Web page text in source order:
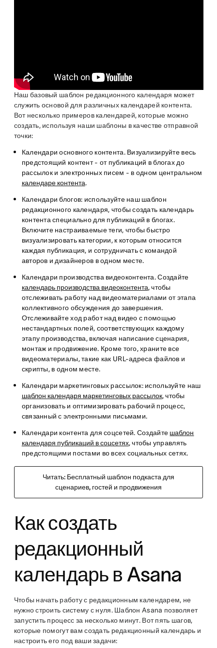
Наш базовый шаблон редакционного календаря может
служить основой для различных календарей контента.
Вот несколько примеров календарей, которые можно
создать, используя наши шаблоны в качестве отправной
точки:
Календари основного контента. Визуализируйте весь
предстоящий контент - от публикаций в блогах до
рассылок и электронных писем - в одном центральном
календаре контента.
Календари блогов: используйте наш шаблон
редакционного календаря, чтобы создать календарь
контента специально для публикаций в блогах.
Включите настраиваемые теги, чтобы быстро
визуализировать категории, к которым относится
каждая публикация, и сотрудничать с командой
авторов и дизайнеров в одном месте.
Календари производства видеоконтента. Создайте
календарь производства видеоконтента, чтобы
отслеживать работу над видеоматериалами от этапа
коллективного обсуждения до завершения.
Отслеживайте ход работ над видео с помощью
нестандартных полей, соответствующих каждому
этапу производства, включая написание сценария,
монтаж и продвижение. Кроме того, храните все
видеоматериалы, такие как URL-адреса файлов и
скрипты, в одном месте.
Календари маркетинговых рассылок: используйте наш
шаблон календаря маркетинговых рассылок, чтобы
организовать и оптимизировать рабочий процесс,
связанный с электронными письмами.
Календари контента для соцсетей. Создайте шаблон
календаря публикаций в соцсетях, чтобы управлять
предстоящими постами во всех социальных сетях.
Читать: Бесплатный шаблон подкаста для
сценариев, гостей и продвижения
Как создать
редакционный
календарь в Asana
Чтобы начать работу с редакционным календарем, не
нужно строить систему с нуля. Шаблон Asana позволяет
запустить процесс за несколько минут. Вот пять шагов,
которые помогут вам создать редакционный календарь и
настроить его под ваши задачи: